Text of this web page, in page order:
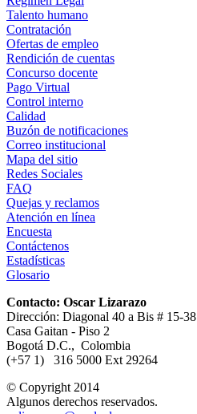
Talento humano
Contratación
Ofertas de empleo
Rendición de cuentas
Concurso docente
Pago Virtual
Control interno
Calidad
Buzón de notificaciones
Correo institucional
Mapa del sitio
Redes Sociales
FAQ
Quejas y reclamos
Atención en línea
Encuesta
Contáctenos
Estadísticas
Glosario
Contacto: Oscar Lizarazo
Dirección: Diagonal 40 a Bis # 15-38
Casa Gaitan - Piso 2
Bogotá D.C., Colombia
(+57 1) 316 5000 Ext 29264
© Copyright 2014
Algunos derechos reservados.